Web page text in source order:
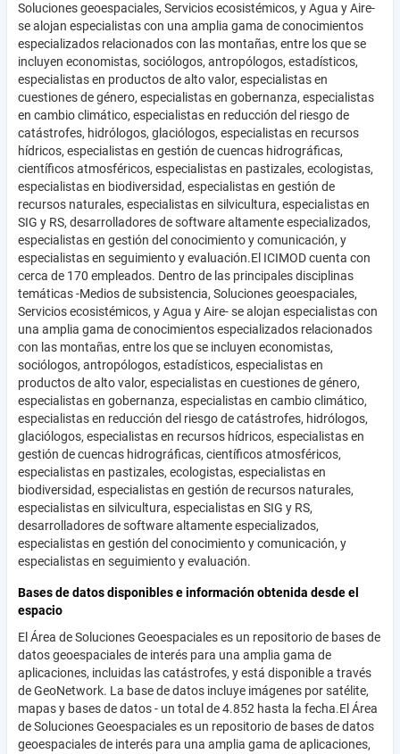
Soluciones geoespaciales, Servicios ecosistémicos, y Agua y Aire-
se alojan especialistas con una amplia gama de conocimientos
especializados relacionados con las montañas, entre los que se
incluyen economistas, sociólogos, antropólogos, estadísticos,
especialistas en productos de alto valor, especialistas en
cuestiones de género, especialistas en gobernanza, especialistas
en cambio climático, especialistas en reducción del riesgo de
catástrofes, hidrólogos, glaciólogos, especialistas en recursos
hídricos, especialistas en gestión de cuencas hidrográficas,
científicos atmosféricos, especialistas en pastizales, ecologistas,
especialistas en biodiversidad, especialistas en gestión de
recursos naturales, especialistas en silvicultura, especialistas en
SIG y RS, desarrolladores de software altamente especializados,
especialistas en gestión del conocimiento y comunicación, y
especialistas en seguimiento y evaluación.El ICIMOD cuenta con
cerca de 170 empleados. Dentro de las principales disciplinas
temáticas -Medios de subsistencia, Soluciones geoespaciales,
Servicios ecosistémicos, y Agua y Aire- se alojan especialistas con
una amplia gama de conocimientos especializados relacionados
con las montañas, entre los que se incluyen economistas,
sociólogos, antropólogos, estadísticos, especialistas en
productos de alto valor, especialistas en cuestiones de género,
especialistas en gobernanza, especialistas en cambio climático,
especialistas en reducción del riesgo de catástrofes, hidrólogos,
glaciólogos, especialistas en recursos hídricos, especialistas en
gestión de cuencas hidrográficas, científicos atmosféricos,
especialistas en pastizales, ecologistas, especialistas en
biodiversidad, especialistas en gestión de recursos naturales,
especialistas en silvicultura, especialistas en SIG y RS,
desarrolladores de software altamente especializados,
especialistas en gestión del conocimiento y comunicación, y
especialistas en seguimiento y evaluación.
Bases de datos disponibles e información obtenida desde el
espacio
El Área de Soluciones Geoespaciales es un repositorio de bases de
datos geoespaciales de interés para una amplia gama de
aplicaciones, incluidas las catástrofes, y está disponible a través
de GeoNetwork. La base de datos incluye imágenes por satélite,
mapas y bases de datos - un total de 4.852 hasta la fecha.El Área
de Soluciones Geoespaciales es un repositorio de bases de datos
geoespaciales de interés para una amplia gama de aplicaciones,